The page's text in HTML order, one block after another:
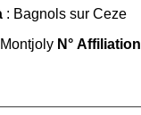
: Bagnols sur Ceze
N° Affiliation